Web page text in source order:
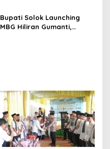
Bupati Solok Launching
MBG Hiliran Gumanti,